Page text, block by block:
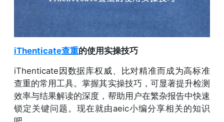
iThenticate查重的使用实操技巧
iThenticate因数据库权威、比对精准而成为高标准
查重的常用工具。掌握其实操技巧，可显著提升检测
效率与结果解读的深度，帮助用户在繁杂报告中快速
锁定关键问题。现在就由aeic小编分享相关的知识